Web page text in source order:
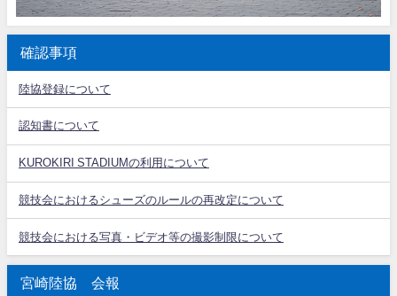
確認事項
陸協登録について
認知書について
KUROKIRI STADIUMの利用について
競技会におけるシューズのルールの再改定について
競技会における写真・ビデオ等の撮影制限について
宮崎陸協 会報